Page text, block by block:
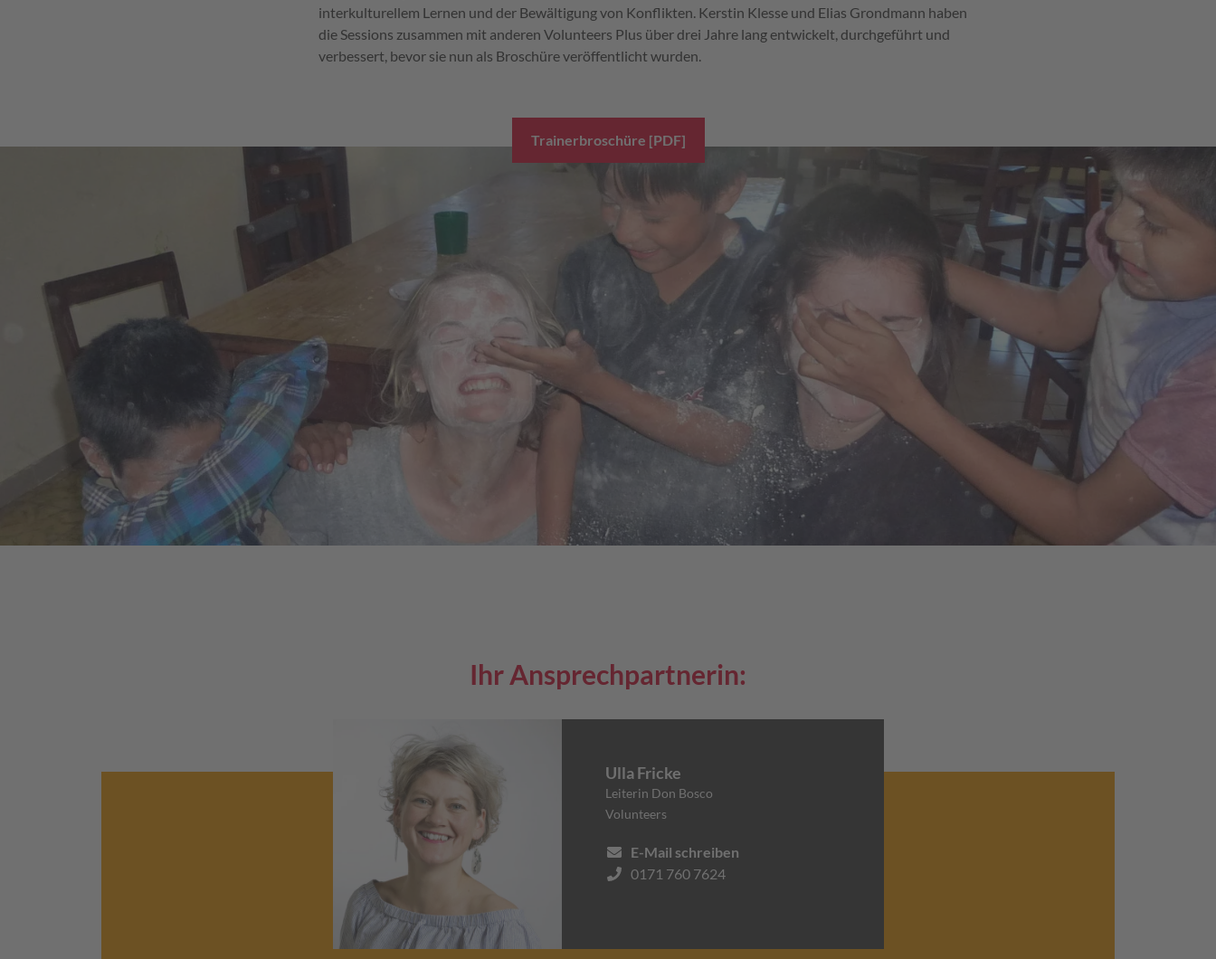
interkulturellem Lernen und der Bewältigung von Konflikten. Kerstin Klesse und Elias Grondmann haben
die Sessions zusammen mit anderen Volunteers Plus über drei Jahre lang entwickelt, durchgeführt und
verbessert, bevor sie nun als Broschüre veröffentlicht wurden.
Trainerbroschüre [PDF]
Ihr Ansprechpartnerin:
Ulla Fricke
Leiterin Don Bosco
Volunteers
E-Mail schreiben
0171 760 7624